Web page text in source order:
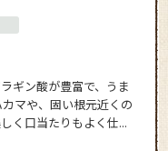
ギン酸が豊富で、うま
マや、固い根元近くの
く口当たりもよく仕...